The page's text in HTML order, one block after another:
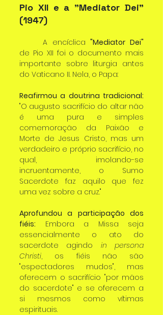
Pio XII e a "Mediator Dei"
(1947)
	A encíclica
"Mediator Dei"
de Pio XII foi o documento mais
importante sobre liturgia antes
do Vaticano II. Nela, o Papa:
Reafirmou a doutrina tradicional:
"O augusto sacrifício do altar não
é uma pura e simples
comemoração da Paixão e
Morte de Jesus Cristo, mas um
verdadeiro e próprio sacrifício, no
qual, imolando-se
incruentamente, o Sumo
Sacerdote faz aquilo que fez
uma vez sobre a cruz."
Aprofundou a participação dos
fiéis: Embora a Missa seja
essencialmente o ato do
sacerdote agindo in persona
Christi, os fiéis não são
"espectadores mudos", mas
oferecem o sacrifício "por mãos
do sacerdote" e se oferecem a
si mesmos como vítimas
espirituais.